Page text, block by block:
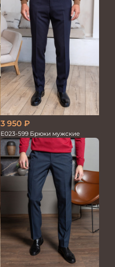
3 950 ₽
Е023-599 Брюки мужские